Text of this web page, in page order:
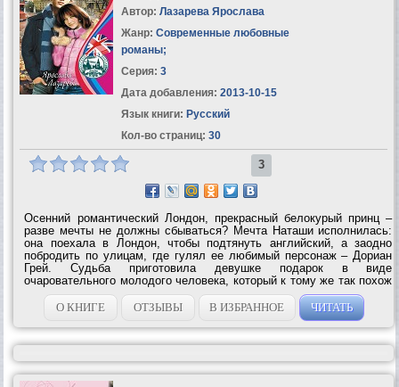
Автор: Лазарева Ярослава
Жанр: Современные любовные
романы;
Серия: 3
Дата добавления: 2013-10-15
Язык книги: Русский
Кол-во страниц: 30
3
Осенний романтический Лондон, прекрасный белокурый принц –
разве мечты не должны сбываться? Мечта Наташи исполнилась:
она поехала в Лондон, чтобы подтянуть английский, а заодно
побродить по улицам, где гулял ее любимый персонаж – Дориан
Грей. Судьба приготовила девушке подарок в виде
очаровательного молодого человека, который к тому же так похож
на героя Оскара Уайльда. Нежный, понимающий, ласковый. Любая
девчонка грезит о таком!...
О КНИГЕ ОТЗЫВЫ В ИЗБРАННОЕ ЧИТАТЬ